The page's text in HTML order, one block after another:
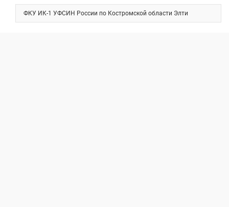
ФКУ ИК-1 УФСИН России по Костромской области Элти